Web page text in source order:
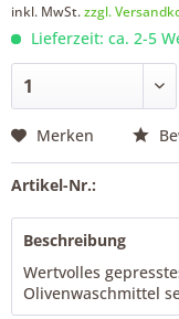
inkl. MwSt.zzgl.
Lieferzeit: ca. 2-5
Merken
Artikel-Nr.:
Beschreibung
Wertvolles
Olivenwaschmittel